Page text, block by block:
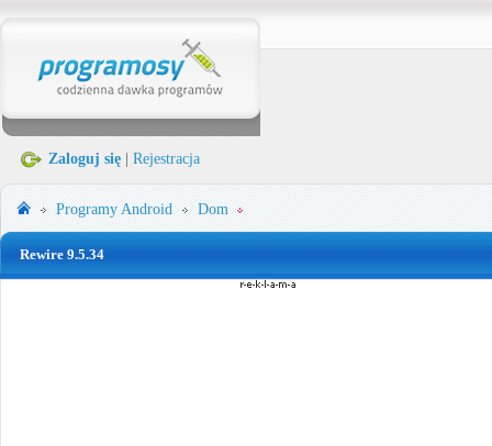
Zaloguj się Rejestracja
ProgramyAndroid Dom
Rewire 9.5.34